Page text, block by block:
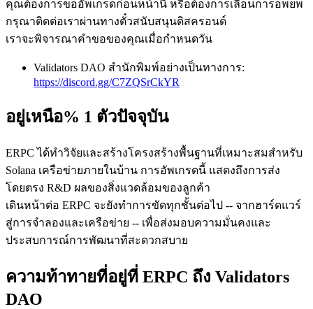
คุณต้องการขออัพเกรดก่อนหน้านี้ หรือต้องการเลื่อนการอพยพ
กรุณาติดต่อเราผ่านทางตั๋วสนับสนุนดิสครอนด์
เราจะพิจารณาคําขอของคุณเมื่อกําหนดวัน
Validators DAO สํานักพิมพ์อย่างเป็นทางการ:
https://discord.gg/C7ZQSrCkYR
อยู่เหนือ% 1 ตัวปัจจุบัน
ERPC ได้ทําวิจัยและสร้างโครงสร้างพื้นฐานที่เหมาะสมสําหรับ
Solana เครือข่ายภายในบ้าน การอัพเกรดนี้ แสดงถึงการส่ง
โดยตรง R&D ผลของสิ่งแวดล้อมของลูกค้า
เดินหน้าต่อ ERPC จะยังทําการขัดทุกชั้นต่อไป -- จากฮาร์ดแวร์
สู่การจําลองและเครือข่าย -- เพื่อส่งมอบความมั่นคงและ
ประสบการณ์การพัฒนาที่สะดวกสบาย
ความท้าทายที่อยู่ที่ ERPC ถึง Validators
DAO